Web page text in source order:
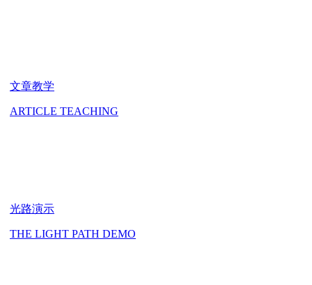
文章教学
ARTICLE TEACHING
光路演示
THE LIGHT PATH DEMO